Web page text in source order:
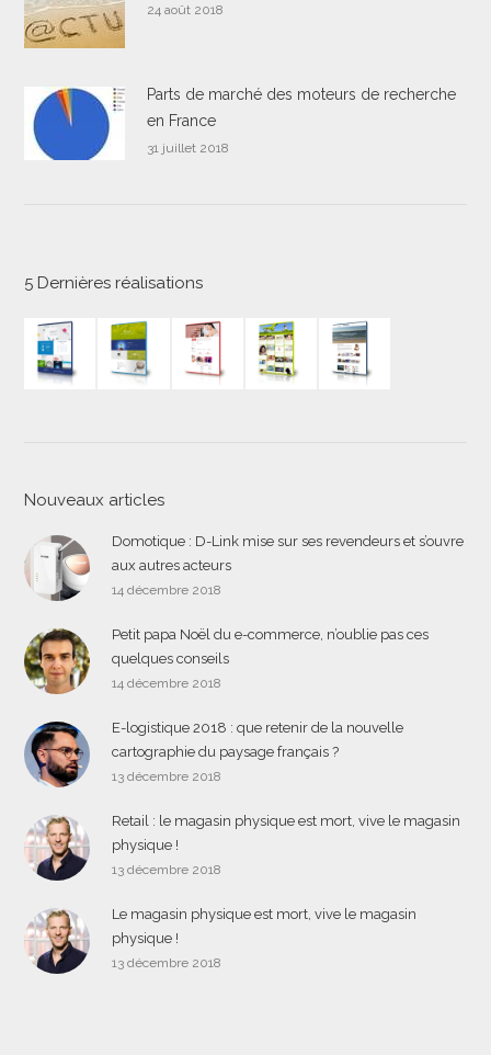
24 août 2018
Parts de marché des moteurs de recherche
en France
31 juillet 2018
5 Dernières réalisations
Nouveaux articles
Domotique : D-Link mise sur ses revendeurs et s’ouvre
aux autres acteurs
14 décembre 2018
Petit papa Noël du e-commerce, n’oublie pas ces
quelques conseils
14 décembre 2018
E-logistique 2018 : que retenir de la nouvelle
cartographie du paysage français ?
13 décembre 2018
Retail : le magasin physique est mort, vive le magasin
physique !
13 décembre 2018
Le magasin physique est mort, vive le magasin
physique !
13 décembre 2018